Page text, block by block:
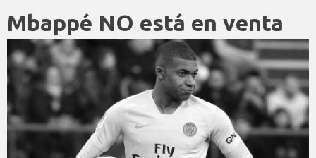
Mbappé NO está en venta